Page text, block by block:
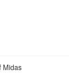
Midas